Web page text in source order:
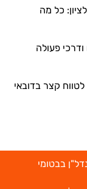
כל מה
פעולה
קצר בדובאי